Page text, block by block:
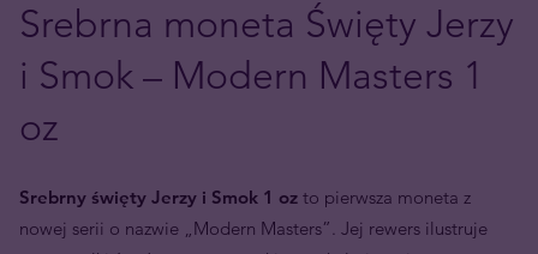
Srebrna moneta Święty Jerzy
i Smok – Modern Masters 1
oz
Srebrny święty Jerzy i Smok 1 oz to pierwsza moneta z
nowej serii o nazwie „Modern Masters”. Jej rewers ilustruje